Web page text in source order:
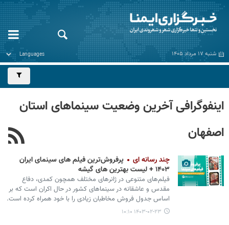
شنبه ۱۷ مرداد ۱۴۰۵
اینفوگرافی آخرین وضعیت سینماهای استان
اصفهان
چند رسانه ای
پرفروش‌ترین فیلم‌ های سینمای ایران
۱۴۰۳ + لیست بهترین های گیشه
فیلم‌های متنوعی در ژانرهای مختلف همچون کمدی، دفاع
مقدس و عاشقانه در سینماهای کشور در حال اکران است که بر
اساس جدول فروش مخاطبان زیادی را با خود همراه کرده است.
۱۴۰۳-۰۲-۲۳ ۱۰:۱۰